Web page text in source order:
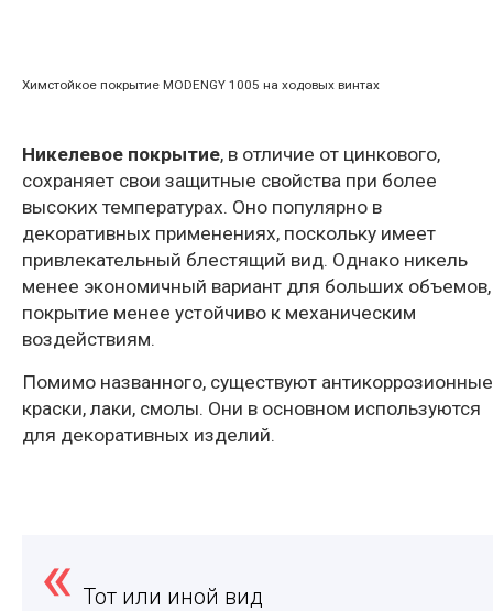
Химстойкое покрытие MODENGY 1005 на ходовых винтах
Никелевое покрытие, в отличие от цинкового,
сохраняет свои защитные свойства при более
высоких температурах. Оно популярно в
декоративных применениях, поскольку имеет
привлекательный блестящий вид. Однако никель
менее экономичный вариант для больших объемов,
покрытие менее устойчиво к механическим
воздействиям.
Помимо названного, существуют антикоррозионные
краски, лаки, смолы. Они в основном используются
для декоративных изделий.
Тот или иной вид